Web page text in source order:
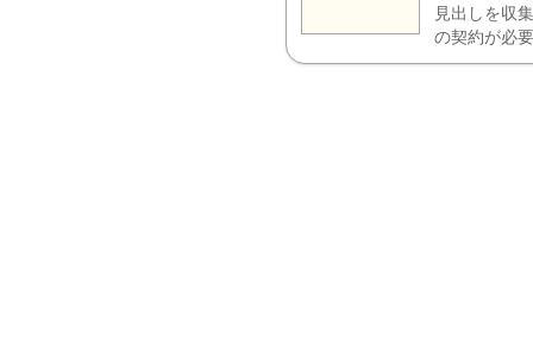
見出しを収
の契約が必要